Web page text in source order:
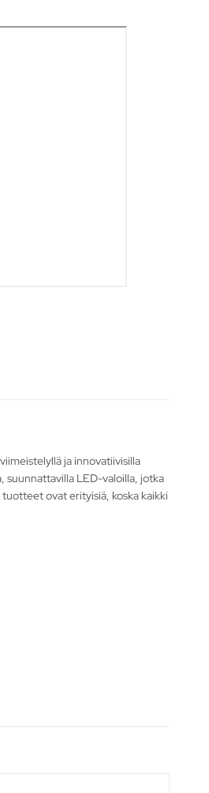
ja innovatiivisilla
suunnattavilla LED-valoilla, jotka
ovat erityisiä, koska kaikki